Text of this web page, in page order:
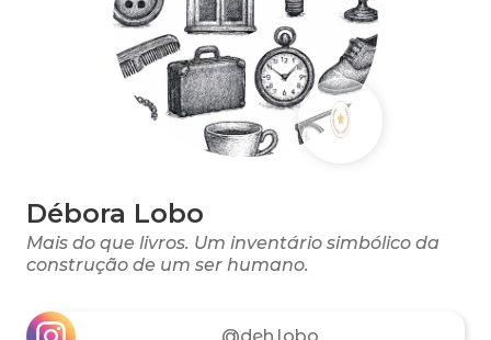
Débora Lobo
Mais do que livros. Um inventário simbólico da
construção de um ser humano.
@deh.lobo